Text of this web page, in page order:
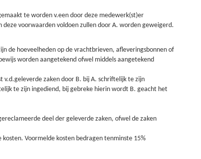
te worden v.een door deze medewerk(st)er
voorwaarden voldoen zullen door A. worden geweigerd.
de hoeveelheden op de vrachtbrieven, afleveringsbonnen of
worden aangetekend ofwel middels aangetekend
zaken door B. bij A. schriftelijk te zijn
te zijn ingediend, bij gebreke hierin wordt B. geacht het
deel der geleverde zaken, ofwel de zaken
Voormelde kosten bedragen tenminste 15%